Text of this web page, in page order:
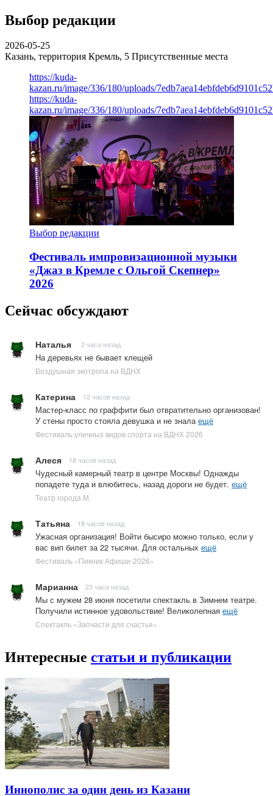
Выбор редакции
2026-05-25
Казань, территория Кремль, 5 Присутственные места
https://kuda-
kazan.ru/image/336/180/uploads/
https://kuda-
kazan.ru/image/336/180/uploads/
Выбор редакции
Фестиваль импровизационной музыки
«Джаз в Кремле с Ольгой Скепнер»
2026
Сейчас обсуждают
Наталья 2 часа назад
На деревьях не бывает клещей
Воздушная экотропа на ВДНХ
Катерина 12 часов назад
Мастер-класс по граффити был отвратительно организован!
У стены просто стояла девушка и не зналаещё
Фестиваль уличных видов спорта на ВДНХ 2026
Алеся 18 часов назад
Чудесный камерный театр в центре Москвы! Однажды
попадете туда и влюбитесь, назад дороги не будет. ещё
Театр города М.
Татьяна 18 часов назад
Ужасная организация! Войти бысиро можно только, если у
вас вип билет за 22 тысячи. Для остальных ещё
Фестиваль «Пикник Афиши-2026»
Марианна 23 часа назад
Мы с мужем 28 июня посетили спектакль в Зимнем театре.
Получили истинное удовольствие! Великолепная ещё
Спектакль «Запчасти для счастья»
Интересные статьи и публикации
Иннополис за один день из Казани